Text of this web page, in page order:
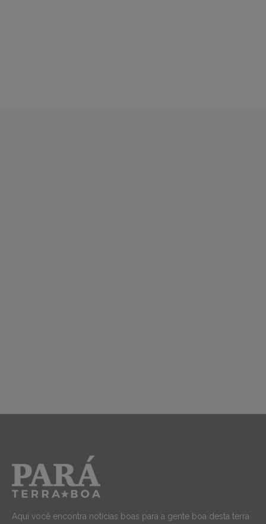
Aqui você encontra notícias boas para a gente boa desta terra